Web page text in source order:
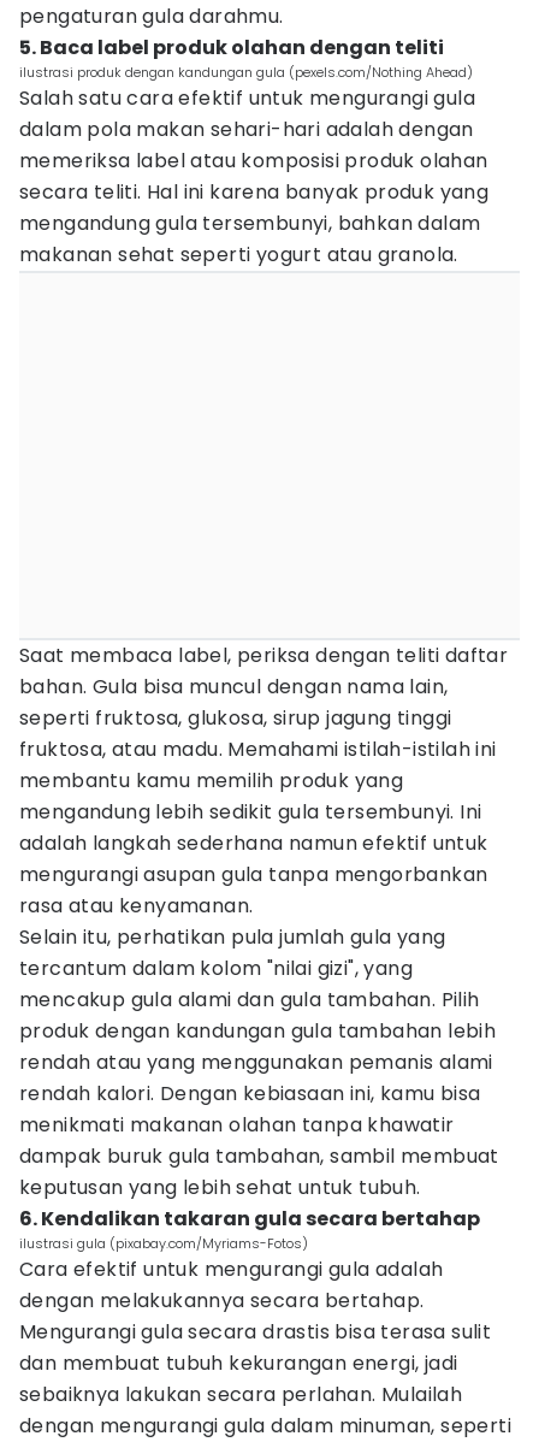
pengaturan gula darahmu.
5. Baca label produk olahan dengan teliti
ilustrasi produk dengan kandungan gula (pexels.com/Nothing Ahead)
Salah satu cara efektif untuk mengurangi gula
dalam pola makan sehari-hari adalah dengan
memeriksa label atau komposisi produk olahan
secara teliti. Hal ini karena banyak produk yang
mengandung gula tersembunyi, bahkan dalam
makanan sehat seperti yogurt atau granola.
Saat membaca label, periksa dengan teliti daftar
bahan. Gula bisa muncul dengan nama lain,
seperti fruktosa, glukosa, sirup jagung tinggi
fruktosa, atau madu. Memahami istilah-istilah ini
membantu kamu memilih produk yang
mengandung lebih sedikit gula tersembunyi. Ini
adalah langkah sederhana namun efektif untuk
mengurangi asupan gula tanpa mengorbankan
rasa atau kenyamanan.
Selain itu, perhatikan pula jumlah gula yang
tercantum dalam kolom "nilai gizi", yang
mencakup gula alami dan gula tambahan. Pilih
produk dengan kandungan gula tambahan lebih
rendah atau yang menggunakan pemanis alami
rendah kalori. Dengan kebiasaan ini, kamu bisa
menikmati makanan olahan tanpa khawatir
dampak buruk gula tambahan, sambil membuat
keputusan yang lebih sehat untuk tubuh.
6. Kendalikan takaran gula secara bertahap
ilustrasi gula (pixabay.com/Myriams-Fotos)
Cara efektif untuk mengurangi gula adalah
dengan melakukannya secara bertahap.
Mengurangi gula secara drastis bisa terasa sulit
dan membuat tubuh kekurangan energi, jadi
sebaiknya lakukan secara perlahan. Mulailah
dengan mengurangi gula dalam minuman, seperti